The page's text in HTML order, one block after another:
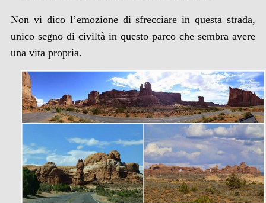
Non vi dico l’emozione di sfrecciare in questa strada,
unico segno di civiltà in questo parco che sembra avere
una vita propria.